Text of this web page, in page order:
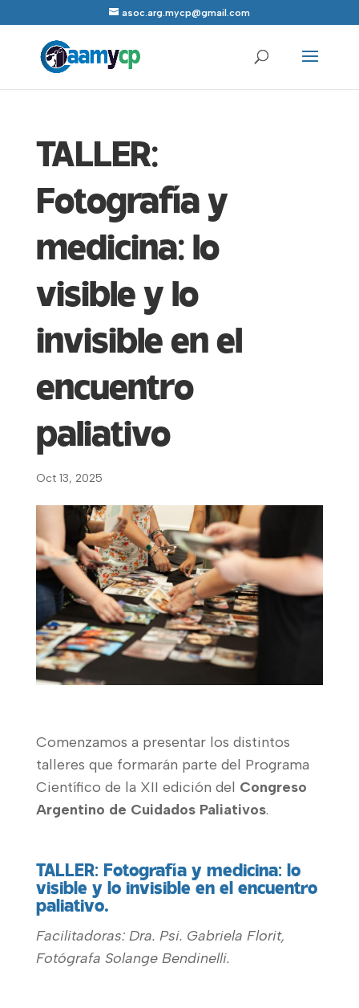
asoc.arg.mycp@gmail.com
TALLER:
Fotografía y
medicina: lo
visible y lo
invisible en el
encuentro
paliativo
Oct 13, 2025
Comenzamos a presentar los distintos
talleres que formarán parte del Programa
Científico de la XII edición del Congreso
Argentino de Cuidados Paliativos.
TALLER: Fotografía y medicina: lo
visible y lo invisible en el encuentro
paliativo.
Facilitadoras: Dra. Psi. Gabriela Florit,
Fotógrafa Solange Bendinelli.